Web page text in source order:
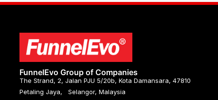
FunnelEvo Group of Companies
The Strand, 2, Jalan PJU 5/20b, Kota Damansara, 47810
Petaling Jaya, Selangor, Malaysia